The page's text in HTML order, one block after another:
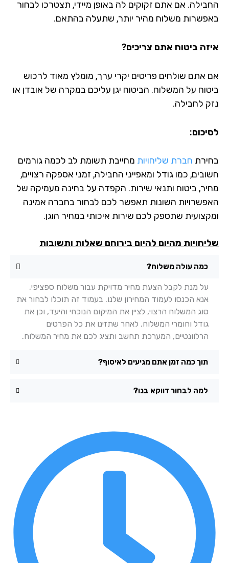
אם אתם זקוקים לה באופן מיידי, תצטרכו לבחור
משלוח מהיר יותר, שתעלה בהתאם.
ביטוח אתם צריכים?
אתם שולחים פריטים יקרי ערך, מומלץ מאוד לרכוש
על המשלוח. הביטוח יגן עליכם במקרה של אובדן או
לחבילה.
חברת שליחויותמחייבת תשומת לב לכמה גורמים
כמו גודל ומאפייני החבילה, זמני אספקה רצויים,
ביטוח ותנאי שירות. הקפדה על בחינה מעמיקה של
השונות תאפשר לכם לבחור בחברה אמינה
שתספק לכם שירות איכותי במחיר הוגן.
מהיום להיום בירוחם שאלות ותשובות
כמה עולה משלוח?
על מנת לקבל הצעת מחיר מדויקת עבור משלוח ספציפי,
אנא הכנסו לעמוד המחירון שלנו. בעמוד זה תוכלו לבחור את
סוג המשלוח הרצוי, לציין את המיקום הנוכחי והיעד, וכן את
גודל וחומרי המשלוח. לאחר שתזינו את כל הפרטים
הרלוונטיים, המערכת תחשב ותציג לכם את מחיר המשלוח.
תוך כמה זמן אתם מגיעים לאיסוף?
למה לבחור דווקא בנו?